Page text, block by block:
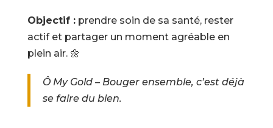
Objectif :prendre soin de sa santé, rester
actif et partager un moment agréable en
plein air. 🌼
Ô My Gold – Bouger ensemble, c’est déjà
se faire du bien.